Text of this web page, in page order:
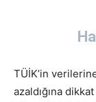
TÜİK’in
azaldığına